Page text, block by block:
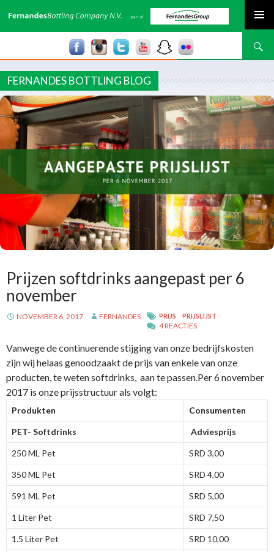
Zoeken
FERNANDES BOTTLING BLOG
Prijzen softdrinks aangepast per 6
november
NOVEMBER 6, 2017 FERNANDES PRIJS PRIJSLIJST
4 REACTIES
Vanwege de continuerende stijging van onze bedrijfskosten
zijn wij helaas genoodzaakt de prijs van enkele van onze
producten, te weten softdrinks, aan te passen.Per 6 november
2017 is onze prijsstructuur als volgt:
Produkten Consumenten
PET- Softdrinks Adviesprijs
250 ML Pet SRD 3,00
350 ML Pet SRD 4,00
591 ML Pet SRD 5,00
1 Liter Pet SRD 7,50
1.5 Liter Pet SRD 10,00